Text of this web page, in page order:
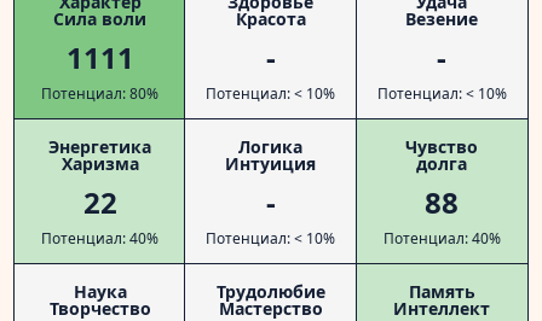
Сила воли
1111
Потенциал: 80%
Красота
-
Потенциал: < 10%
Везение
-
Потенциал: < 10%
Энергетика
Харизма
22
Потенциал: 40%
Логика
Интуиция
-
Потенциал: < 10%
Чувство
долга
88
Потенциал: 40%
Наука
Творчество
Трудолюбие
Мастерство
Память
Интеллект